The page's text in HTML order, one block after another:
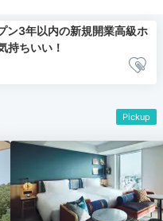
ン3年以内の新規開業高級ホ
持ちいい！
Pickup